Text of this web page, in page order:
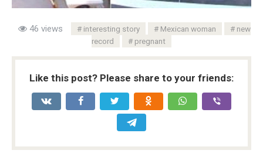
46 views interesting story Mexican woman
new
record
pregnant
Like this post? Please share to your friends: